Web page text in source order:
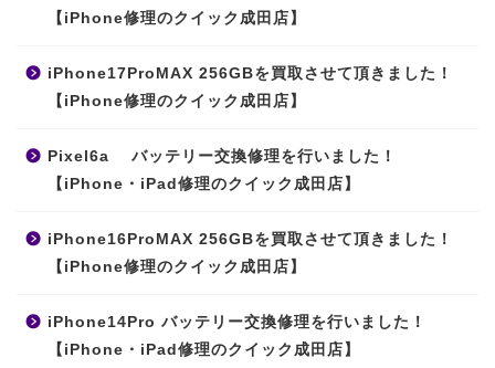
【iPhone修理のクイック成田店】
iPhone17ProMAX 256GBを買取させて頂きました！
【iPhone修理のクイック成田店】
Pixel6a バッテリー交換修理を行いました！
【iPhone・iPad修理のクイック成田店】
iPhone16ProMAX 256GBを買取させて頂きました！
【iPhone修理のクイック成田店】
iPhone14Pro バッテリー交換修理を行いました！
【iPhone・iPad修理のクイック成田店】